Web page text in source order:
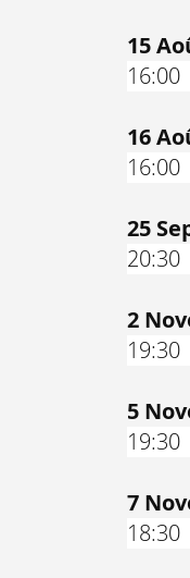
15
16:00
16
16:00
25
20:30
2
19:30
5
19:30
7
18:30